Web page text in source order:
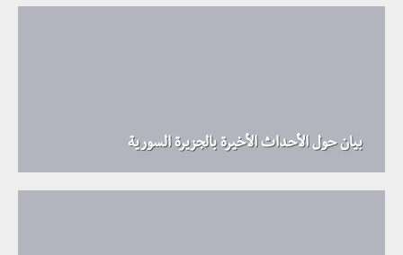
بيان حول الأحداث الأخيرة بالجزيرة السورية